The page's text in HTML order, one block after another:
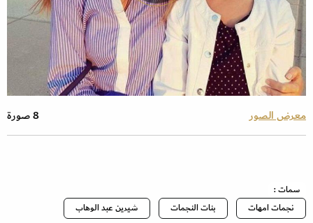
معرض الصور 8 صورة
سمات :
نجمات امهات
بنات النجمات
شيرين عبد الوهاب